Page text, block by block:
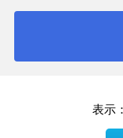
表示：